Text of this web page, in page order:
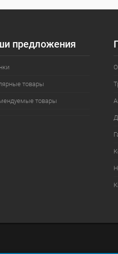
предложения
товары
товары